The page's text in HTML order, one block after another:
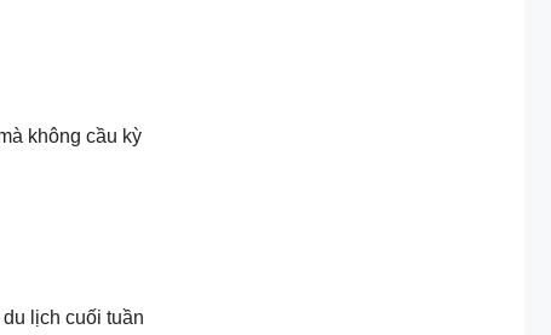
không cầu kỳ
lịch cuối tuần